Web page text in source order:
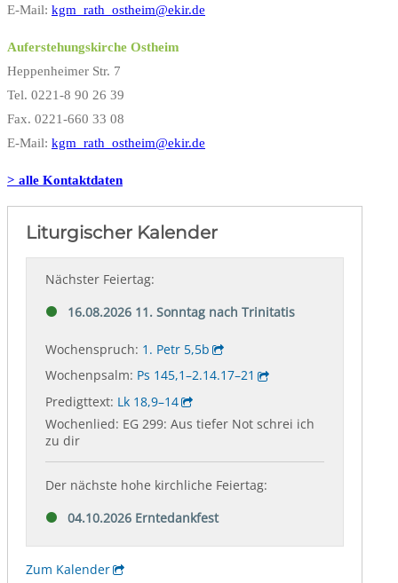
E-Mail: kgm_rath_ostheim@ekir.de
Auferstehungskirche Ostheim
Heppenheimer Str. 7
Tel. 0221-8 90 26 39
Fax. 0221-660 33 08
E-Mail: kgm_rath_ostheim@ekir.de
> alle Kontaktdaten